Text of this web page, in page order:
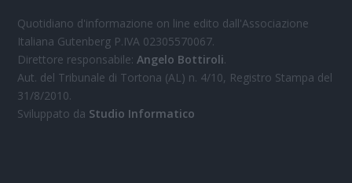
Quotidiano d'informazione on line edito dall'Associazione
Italiana Gutenberg P.IVA 02305570067.
Direttore responsabile:Angelo Bottiroli.
Aut. del Tribunale di Tortona (AL) n. 4/10, Registro Stampa del
31/8/2010.
Sviluppato da Studio Informatico